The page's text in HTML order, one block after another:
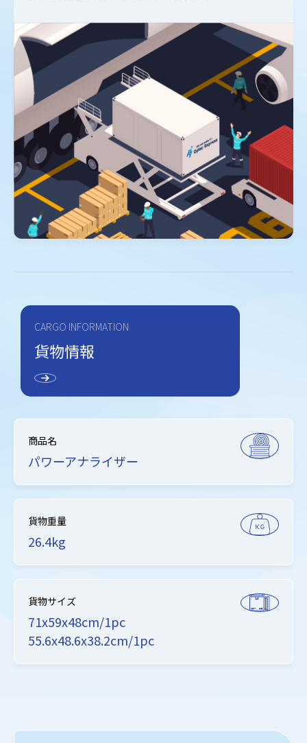
CARGO INFORMATION
貨物情報
商品名
パワーアナライザー
貨物重量
26.4kg
貨物サイズ
71x59x48cm/1pc
55.6x48.6x38.2cm/1pc